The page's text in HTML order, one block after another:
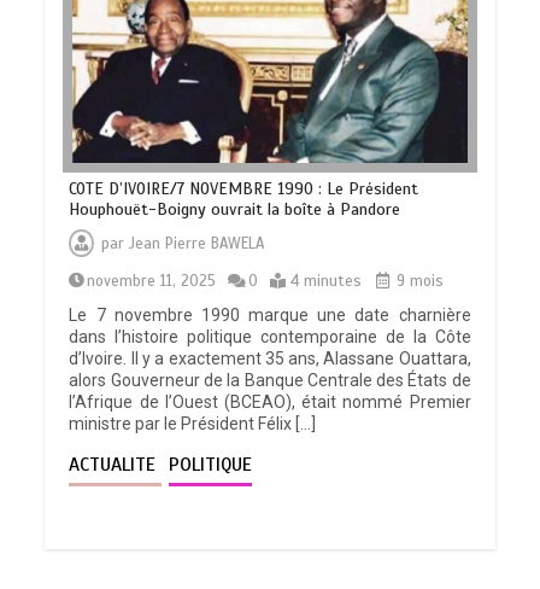
COTE D’IVOIRE/7 NOVEMBRE 1990 : Le Président
Houphouët-Boigny ouvrait la boîte à Pandore
parJean Pierre BAWELA
novembre 11, 2025
0 4 minutes
9 mois
Le 7 novembre 1990 marque une date charnière
dans l’histoire politique contemporaine de la Côte
d’Ivoire. Il y a exactement 35 ans, Alassane Ouattara,
alors Gouverneur de la Banque Centrale des États de
l’Afrique de l’Ouest (BCEAO), était nommé Premier
ministre par le Président Félix […]
ACTUALITE POLITIQUE